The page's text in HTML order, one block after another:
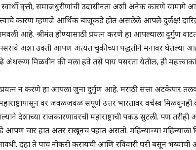
वृत्ती, समाजधुरीणांची उदासीनता अशी अनेक कारणे यामागे
कारण म्हणजे आर्थिक बाजूकडे होत असलेले आपले दुर्लक्ष!
आहे. श्रीमंत होण्यासाठी प्रयत्न करणे हा आपल्याला दुर्गुण
अशा उक्ती आपण अत्यंत चुकीच्या पद्धतीने मनावर घेतल्या
मिळवीन की मला हवे तसे पाय पसरता येतील, ही
प्रयत्न न करणे हा आपला जुना दुर्गुण आहे. मराठी सत्ता अटकेपार
वर जवळजवळ संपूर्ण उत्तर भारतावर वर्चस्व
देशाच्या राजकारणावरची महाराष्ट्राची पकड सुटली. पण
आपण चार हात अंतर राखूनच पहात असतो. महिन्याच्या महिन्याला
दहा ते पाच नोकरी करायची आणि रविवारी घरी बसून